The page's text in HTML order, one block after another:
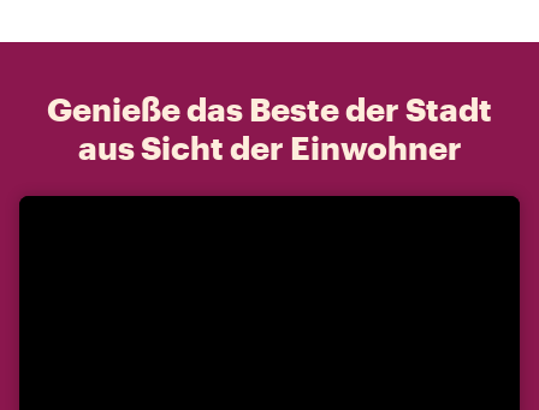
Genieße das Beste der Stadt
aus Sicht der Einwohner